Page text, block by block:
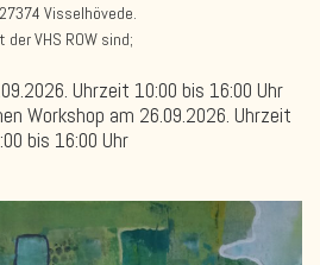
Visselhövede.
VHS ROW sind;
Uhrzeit 10:00 bis 16:00 Uhr
Workshop am 26.09.2026. Uhrzeit
bis 16:00 Uhr